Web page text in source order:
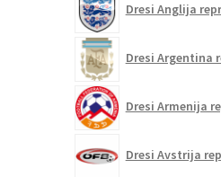
Dresi Anglija
Dresi Argentina
Dresi Armenija
Dresi Avstrija